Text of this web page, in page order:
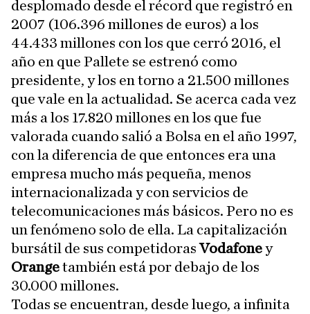
desplomado desde el récord que registró en
2007 (106.396 millones de euros) a los
44.433 millones con los que cerró 2016, el
año en que Pallete se estrenó como
presidente, y los en torno a 21.500 millones
que vale en la actualidad. Se acerca cada vez
más a los 17.820 millones en los que fue
valorada cuando salió a Bolsa en el año 1997,
con la diferencia de que entonces era una
empresa mucho más pequeña, menos
internacionalizada y con servicios de
telecomunicaciones más básicos. Pero no es
un fenómeno solo de ella. La capitalización
bursátil de sus competidorasVodafoney
Orangetambién está por debajo de los
30.000 millones.
Todas se encuentran, desde luego, a infinita